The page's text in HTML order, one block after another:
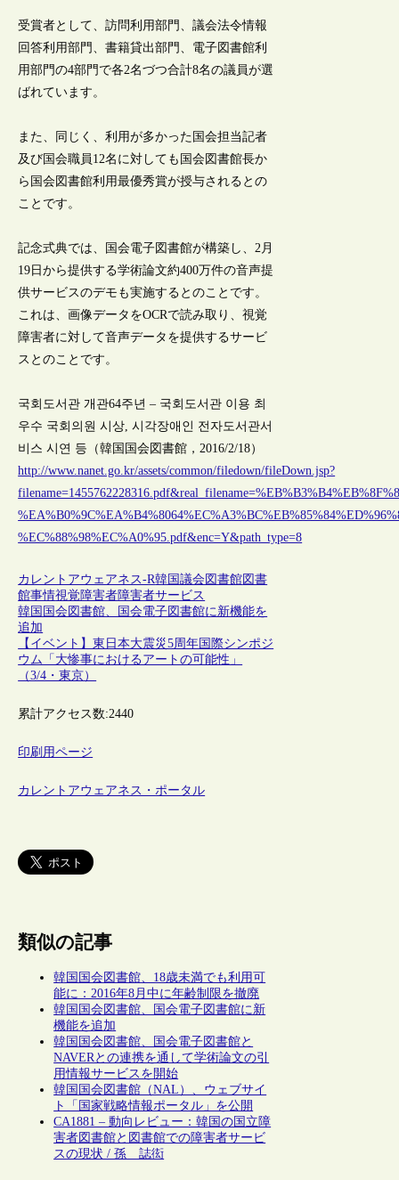
受賞者として、訪問利用部門、議会法令情報
回答利用部門、書籍貸出部門、電子図書館利
用部門の4部門で各2名づつ合計8名の議員が選
ばれています。
また、同じく、利用が多かった国会担当記者
及び国会職員12名に対しても国会図書館長か
ら国会図書館利用最優秀賞が授与されるとの
ことです。
記念式典では、国会電子図書館が構築し、2月
19日から提供する学術論文約400万件の音声提
供サービスのデモも実施するとのことです。
これは、画像データをOCRで読み取り、視覚
障害者に対して音声データを提供するサービ
スとのことです。
국회도서관 개관64주년 – 국회도서관 이용 최
우수 국회의원 시상, 시각장애인 전자도서관서
비스 시연 등（韓国国会図書館，2016/2/18）
http://www.nanet.go.kr/assets/common/filedown/fileDown.jsp?
%EC%88%98%EC%A0%95.pdf&enc=Y&path_type=8
カレントアウェアネス-R韓国議会図書館図書
館事情視覚障害者障害者サービス
韓国国会図書館、国会電子図書館に新機能を
追加
【イベント】東日本大震災5周年国際シンポジ
ウム「大惨事におけるアートの可能性」
（3/4・東京）
累計アクセス数:2440
印刷用ページ
カレントアウェアネス・ポータル
類似の記事
韓国国会図書館、18歳未満でも利用可
能に：2016年8月中に年齢制限を撤廃
韓国国会図書館、国会電子図書館に新
機能を追加
韓国国会図書館、国会電子図書館と
NAVERとの連携を通して学術論文の引
用情報サービスを開始
韓国国会図書館（NAL）、ウェブサイ
ト「国家戦略情報ポータル」を公開
CA1881 – 動向レビュー：韓国の国立障
害者図書館と図書館での障害者サービ
スの現状 / 孫 誌衒